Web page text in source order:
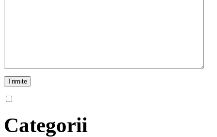
Categorii